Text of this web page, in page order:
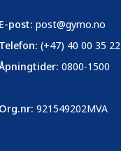
E-post: post@gymo.no
Telefon: (+47) 40 00 35 22
0800-1500
Org.nr: 921549202MVA